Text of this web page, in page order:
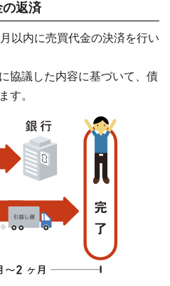
返済
以内に売買代金の決済を行い
協議した内容に基づいて、債
す。